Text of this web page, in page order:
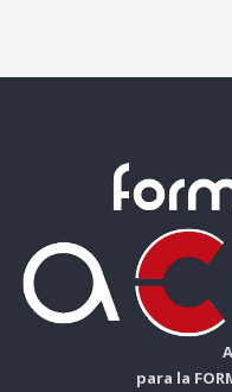
para la